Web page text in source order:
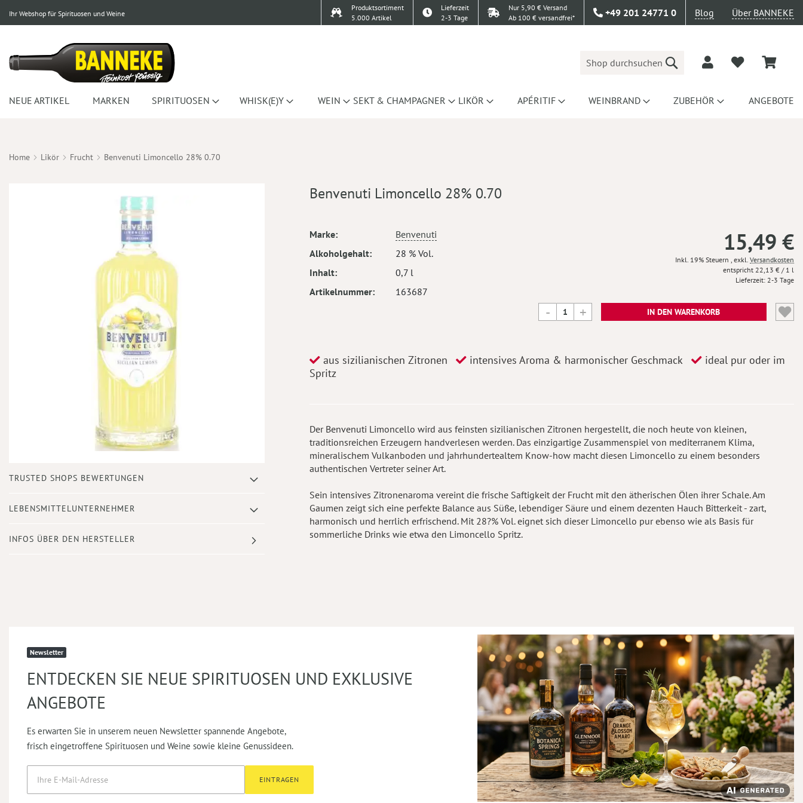
Ihr Webshop für Spirituosen und Weine
Produktsortiment
5.000 Artikel
Lieferzeit
2-3 Tage
Nur 5,90 € Versand
Ab 100 € versandfrei*
+49 201 24771 0 Blog Über BANNEKE
Suche
NEUE ARTIKEL MARKEN SPIRITUOSEN WHISK(E)Y WEIN SEKT & CHAMPAGNER LIKÖR APÉRITIF WEINBRAND ZUBEHÖR ANGEBOTE
Home Likör Frucht Benvenuti Limoncello 28% 0.70
Anfang
Bildergalerie
TRUSTED SHOPS BEWERTUNGEN
LEBENSMITTELUNTERNEHMER
INFOS ÜBER DEN HERSTELLER
Benvenuti Limoncello 28% 0.70
Mehr
Marke
Benvenuti
Alkoholgehalt
28 % Vol.
Inhalt
0,7 l
Artikelnummer
163687
15,49 €
Inkl. 19% Steuern , exkl. Versandkosten
22,13 € / 1 l
Lieferzeit 2-3 Tage
IN DEN WARENKORB
aus sizilianischen Zitronen intensives Aroma & harmonischer Geschmack
ideal pur oder im
Spritz
Der Benvenuti Limoncello wird aus feinsten sizilianischen Zitronen hergestellt, die noch heute von kleinen,
traditionsreichen Erzeugern handverlesen werden. Das einzigartige Zusammenspiel von mediterranem Klima,
mineralischem Vulkanboden und jahrhundertealtem Know-how macht diesen Limoncello zu einem besonders
authentischen Vertreter seiner Art.
Sein intensives Zitronenaroma vereint die frische Saftigkeit der Frucht mit den ätherischen Ölen ihrer Schale. Am
Gaumen zeigt sich eine perfekte Balance aus Süße, lebendiger Säure und einem dezenten Hauch Bitterkeit - zart,
harmonisch und herrlich erfrischend. Mit 28?% Vol. eignet sich dieser Limoncello pur ebenso wie als Basis für
sommerliche Drinks wie etwa den Limoncello Spritz.
Newsletter
ENTDECKEN SIE NEUE SPIRITUOSEN UND EXKLUSIVE
ANGEBOTE
Es erwarten Sie in unserem neuen Newsletter spannende Angebote,
frisch eingetroffene Spirituosen und Weine sowie kleine Genussideen.
EINTRAGEN